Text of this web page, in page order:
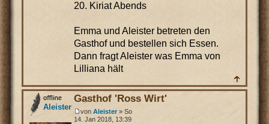
20. Kiriat Abends
Emma und Aleister betreten den
Gasthof und bestellen sich Essen.
Dann fragt Aleister was Emma von
Lilliana hält
Gasthof 'Ross Wirt'
von Aleister» So
14. Jan 2018, 13:39
Aleister